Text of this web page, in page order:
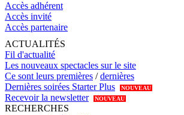
Accès adhérent
Accès invité
Accès partenaire
ACTUALITÉS
Fil d'actualité
Les nouveaux spectacles sur le site
Ce sont leurs premières /dernières
Dernières soirées Starter Plus
NOUVEAU
Recevoir la newsletter NOUVEAU
RECHERCHES